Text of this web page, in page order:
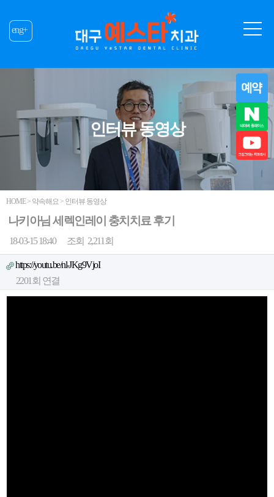
eng+
인터뷰 동영상
HOME > 약속해요 > 인터뷰 동영상
나키아님 세렉인레이 충치치료 후기
18-03-15 18:40 조회 2,211회
https://youtu.be/nl-JKg9VjoI
2201회 연결